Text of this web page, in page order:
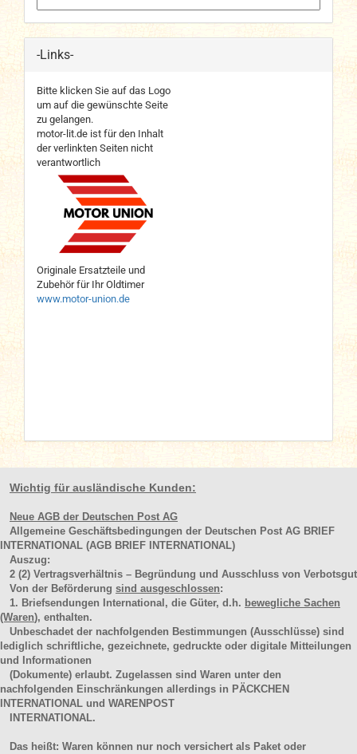
-Links-
Bitte klicken Sie auf das Logo
um auf die gewünschte Seite
zu gelangen.
motor-lit.de ist für den Inhalt
der verlinkten Seiten nicht
verantwortlich
Originale Ersatzteile und
Zubehör für Ihr Oldtimer
www.motor-union.de
Wichtig für ausländische Kunden:
Neue AGB der Deutschen Post AG
Allgemeine Geschäftsbedingungen der Deutschen Post AG BRIEF
INTERNATIONAL (AGB BRIEF INTERNATIONAL)
Auszug:
2 (2) Vertragsverhältnis – Begründung und Ausschluss von Verbotsgut
Von der Beförderung sind ausgeschlossen:
1. Briefsendungen International, die Güter, d.h. bewegliche Sachen
(Waren), enthalten.
Unbeschadet der nachfolgenden Bestimmungen (Ausschlüsse) sind
lediglich schriftliche, gezeichnete, gedruckte oder digitale Mitteilungen
und Informationen
(Dokumente) erlaubt. Zugelassen sind Waren unter den
nachfolgenden Einschränkungen allerdings in PÄCKCHEN
INTERNATIONAL und WARENPOST
INTERNATIONAL.
Das heißt: Waren können nur noch versichert als Paket oder